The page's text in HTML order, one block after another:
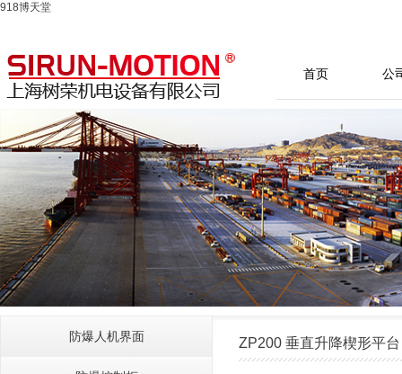
918博天堂
首页 公
ZP200 垂直升降楔形平台
防爆人机界面